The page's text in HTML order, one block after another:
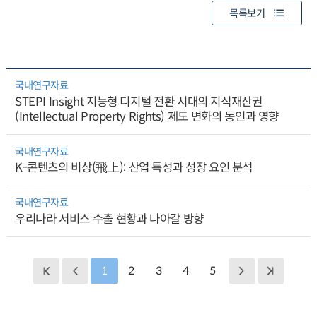
목록보기
국내연구자료
STEPI Insight 지능형 디지털 전환 시대의 지식재산권
(Intellectual Property Rights) 제도 변화의 동인과 영향
국내연구자료
K-콘텐츠의 비상(飛上): 산업 특성과 성장 요인 분석
국내연구자료
우리나라 서비스 수출 현황과 나아갈 방향
1 2 3 4 5